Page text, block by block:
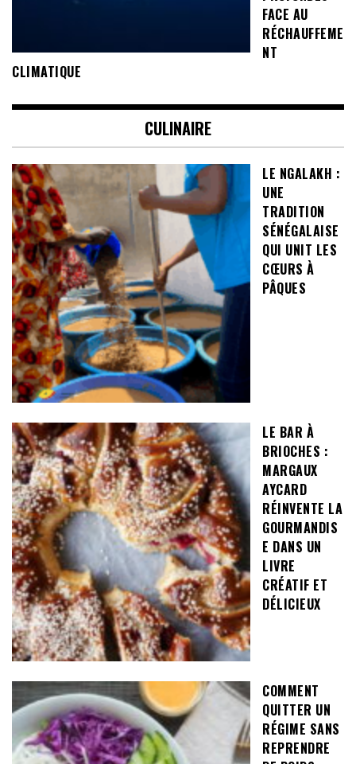
FACE AU
RÉCHAUFFEME
NT
CLIMATIQUE
CULINAIRE
LE NGALAKH :
UNE
TRADITION
SÉNÉGALAISE
QUI UNIT LES
CŒURS À
PÂQUES
LE BAR À
BRIOCHES :
MARGAUX
AYCARD
RÉINVENTE LA
GOURMANDIS
E DANS UN
LIVRE
CRÉATIF ET
DÉLICIEUX
COMMENT
QUITTER UN
RÉGIME SANS
REPRENDRE